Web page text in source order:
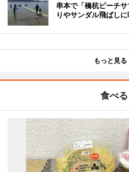
串本で「橋杭ビーチ
りやサンダル飛ばし
もっと見る
食べる